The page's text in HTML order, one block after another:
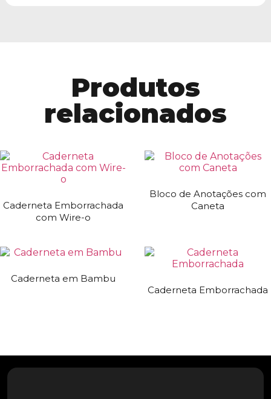
Produtos
relacionados
Caderneta Emborrachada
com Wire-o
Bloco de Anotações com
Caneta
Caderneta em Bambu
Caderneta Emborrachada